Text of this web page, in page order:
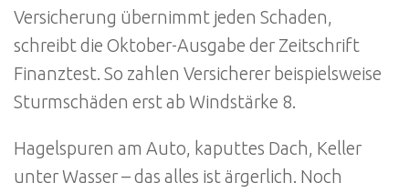
Versicherung übernimmt jeden Schaden,
schreibt die Oktober-Ausgabe der Zeitschrift
Finanztest. So zahlen Versicherer beispielsweise
Sturmschäden erst ab Windstärke 8.
Hagelspuren am Auto, kaputtes Dach, Keller
unter Wasser – das alles ist ärgerlich. Noch